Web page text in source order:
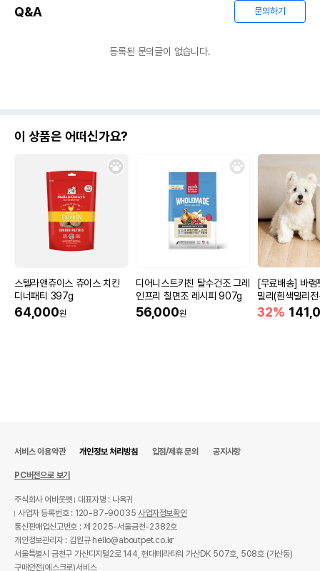
Q&A 문의하기
등록된 문의글이 없습니다.
이 상품은 어떠신가요?
스텔라앤츄이스 츄이스 치킨
디너패티 397g
64,000원
디어니스트키친 탈수건조 그레
인프리 칠면조 레시피 907g
56,000원
[무료배송] 바램
밀리(흰색밀리
함)
32%
서비스 이용약관 개인정보 처리방침 입점/제휴 문의 공지사항
PC버전으로 보기
주식회사 어바웃펫
대표자명 : 나옥귀
사업자 등록번호 : 120-87-90035사업자정보확인
통신판매업신고번호 : 제 2025-서울금천-2382호
개인정보관리자 : 김원규 hello@aboutpet.co.kr
서울특별시 금천구 가산디지털2로 144, 현대테라타워 가산DK 507호, 508호 (가산동)
구매안전(에스크로)서비스